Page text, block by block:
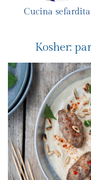
Cucina sefardita
Kosher: